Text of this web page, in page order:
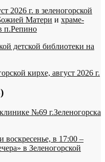
2026 г. в зеленогорской
Матери и храме-
п.Репино
детской библиотеки на
кирхе, август 2026 г.
№69 г.Зеленогорска
воскресенье, в 17:00 –
в Зеленогорской